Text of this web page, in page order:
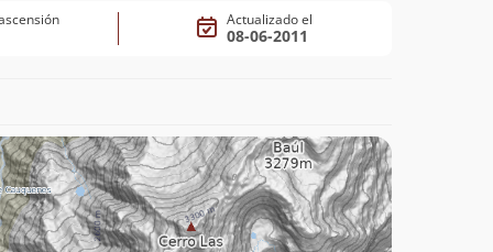
Actualizado el
08-06-2011